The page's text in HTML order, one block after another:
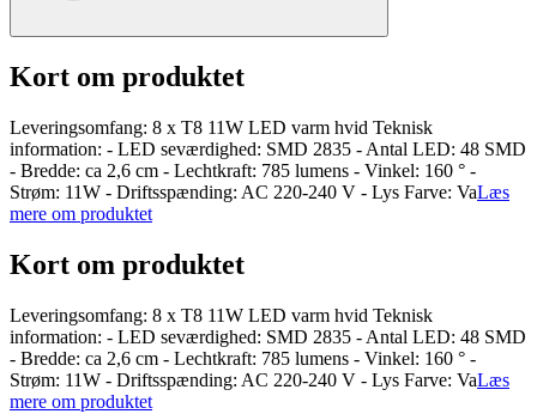
Kort om produktet
Leveringsomfang: 8 x T8 11W LED varm hvid Teknisk
information: - LED seværdighed: SMD 2835 - Antal LED: 48 SMD
- Bredde: ca 2,6 cm - Lechtkraft: 785 lumens - Vinkel: 160 ° -
Strøm: 11W - Driftsspænding: AC 220-240 V - Lys Farve: VaLæs
mere om produktet
Kort om produktet
Leveringsomfang: 8 x T8 11W LED varm hvid Teknisk
information: - LED seværdighed: SMD 2835 - Antal LED: 48 SMD
- Bredde: ca 2,6 cm - Lechtkraft: 785 lumens - Vinkel: 160 ° -
Strøm: 11W - Driftsspænding: AC 220-240 V - Lys Farve: VaLæs
mere om produktet